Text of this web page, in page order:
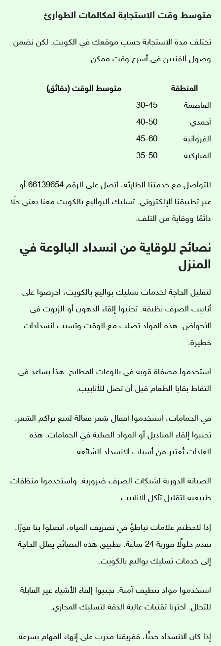
متوسط وقت الاستجابة لمكالمات الطوارئ
تختلف مدة الاستجابة حسب موقعك في الكويت. لكن نضمن
وصول الفنيين في أسرع وقت ممكن.
المنطقة
متوسط الوقت (دقائق)
العاصمة
30-45
أحمدي
40-50
الفروانية
45-60
المباركية
35-50
للتواصل مع خدمتنا الطارئة، اتصل على الرقم 66139654 أو
عبر تطبيقنا الإلكتروني. تسليك البواليع بالكويت معنا يعني حلًا
دائمًا ووقاية من التلف.
نصائح للوقاية من انسداد البالوعة في
المنزل
لنقليل الحاجة لخدمات تسليك بواليع بالكويت، احرصوا على
أنابيب الصرف نظيفة. تجنبوا إلقاء الدهون أو الزيوت في
الأحواض. هذه المواد تصلب مع الوقت وتسبب انسدادات
خطيرة.
استخدموا مصفاة قوية في بالوعات المطابخ. هذا يساعد في
التقاط بقايا الطعام قبل أن تصل للأنابيب.
في الحمامات، استخدموا أقفال شعر فعالة لمنع تراكم الشعر.
تجنبوا إلقاء المناديل أو المواد الصلبة في الحمامات. هذه
العادات تُعتبر من أسباب الانسداد الشائعة.
الصيانة الدورية لشبكات الصرف ضرورية. واستخدموا منظفات
طبيعية لتقليل تآكل الأنابيب.
إذا لاحظتم علامات تباطؤ في تصريف المياه، اتصلوا بنا فورًا.
نقدم حلولًا فورية 24 ساعة. تطبيق هذه النصائح يقلل الحاجة
إلى خدمات تسليك بواليع بالكويت.
استخدموا مواد تنظيف آمنة. تجنبوا إلقاء الأشياء غير القابلة
للتحلل. اخترنا تقنيات عالية الدقة لتسليك المجاري.
إذا كان الانسداد حدثًا، ففريقنا مدرب على إنهاء المهام بسرعة.